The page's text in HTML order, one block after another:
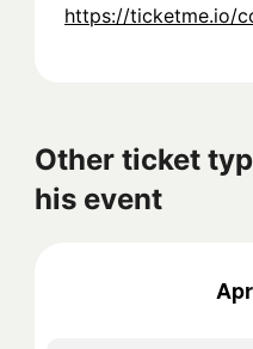
https://ticketme.io/
Other ticket
his event